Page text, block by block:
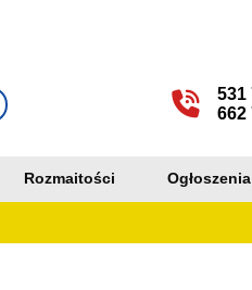
531
662
Rozmaitości Ogłoszenia